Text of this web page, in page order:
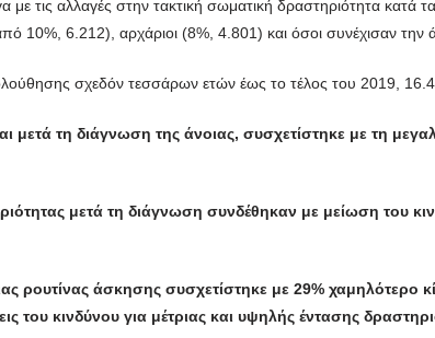
με τις αλλαγές στην τακτική σωματική δραστηριότητα κατά
10%, 6.212), αρχάριοι (8%, 4.801) και όσοι συνέχισαν
σχεδόν τεσσάρων ετών έως το τέλος του 2019,
μετά τη διάγνωση της άνοιας, συσχετίστηκε με τη
μετά τη διάγνωση συνδέθηκαν με μείωση του
ρουτίνας άσκησης συσχετίστηκε με 29% χαμηλότερο
του κινδύνου για μέτριας και υψηλής έντασης